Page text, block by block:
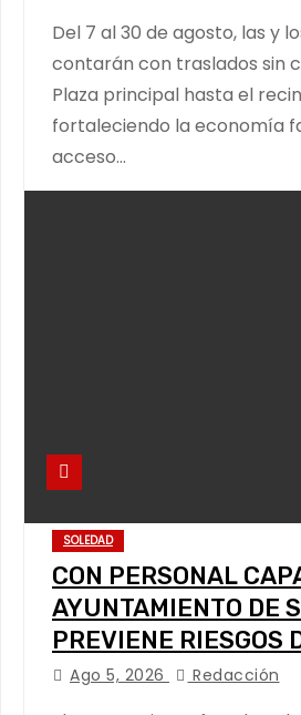
Del 7 al 30 de agosto, las y
contarán con traslados sin
Plaza principal hasta el
fortaleciendo la economía
acceso…
SOLEDAD
CON PERSONAL
AYUNTAMIENTO DE
PREVIENE RIESGOS
CABLEADO
Ago 5, 2026 Redacción